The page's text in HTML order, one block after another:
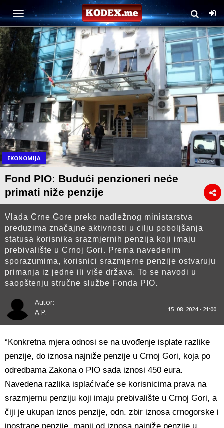
EKONOMIJA
Fond PIO: Budući penzioneri neće
primati niže penzije
Vlada Crne Gore preko nadležnog ministarstva
preduzima značajne aktivnosti u cilju poboljšanja
statusa korisnika srazmjernih penzija koji imaju
prebivalište u Crnoj Gori. Prema navedenim
sporazumima, korisnici srazmjerne penzije ostvaruju
primanja iz jedne ili više država. To se navodi u
saopštenju stručne službe Fonda PIO.
Autor:
A.P.
15. 08. 2024 - 21:00
“Konkretna mjera odnosi se na uvođenje isplate razlike
penzije, do iznosa najniže penzije u Crnoj Gori, koja po
odredbama Zakona o PIO sada iznosi 450 eura.
Navedena razlika isplaćivaće se korisnicima prava na
srazmjernu penziju koji imaju prebivalište u Crnoj Gori, a
čiji je ukupan iznos penzije, odn. zbir iznosa crnogorske i